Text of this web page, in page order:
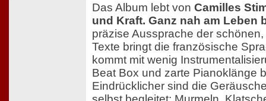
Das Album lebt von Camilles
und Kraft. Ganz nah am Leben
präzise Aussprache der
Texte bringt die französische
kommt mit wenig
Beat Box und zarte Pianoklänge
Eindrücklicher sind die